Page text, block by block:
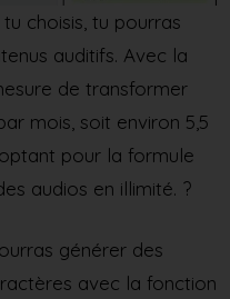
choisis, tu pourras
auditifs. Avec la
de transformer
mois, soit environ 5,5
pour la formule
audios en illimité. ?️
générer des
avec la fonction